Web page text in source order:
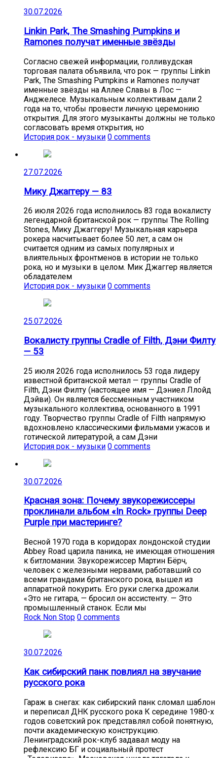
30.07.2026
Linkin Park, The Smashing Pumpkins и
Ramones получат именные звёзды
Согласно свежей информации, голливудская
торговая палата объявила, что рок — группы Linkin
Park, The Smashing Pumpkins и Ramones получат
именные звёзды на Аллее Славы в Лос —
Анджелесе. Музыкальным коллективам дали 2
года на то, чтобы провести личную церемонию
открытия. Для этого музыканты должны не только
согласовать время открытия, но
История рок - музыки 0 comments
27.07.2026
Мику Джаггеру — 83
26 июля 2026 года исполнилось 83 года вокалисту
легендарной британской рок — группы The Rolling
Stones, Мику Джаггеру! Музыкальная карьера
рокера насчитывает более 50 лет, а сам он
считается одним из самых популярных и
влиятельных фронтменов в истории не только
рока, но и музыки в целом. Мик Джаггер является
обладателем
История рок - музыки 0 comments
25.07.2026
Вокалисту группы Cradle of Filth, Дэни Филту
— 53
25 июля 2026 года исполнилось 53 года лидеру
известной британской метал — группы Cradle of
Filth, Дэни Филту (настоящее имя — Дэниел Ллойд
Дэйви). Он является бессменным участником
музыкального коллектива, основанного в 1991
году. Творчество группы Cradle of Filth напрямую
вдохновлено классическими фильмами ужасов и
готической литературой, а сам Дэни
История рок - музыки 0 comments
30.07.2026
Красная зона: Почему звукорежиссеры
проклинали альбом «In Rock» группы Deep
Purple при мастеринге?
Весной 1970 года в коридорах лондонской студии
Abbey Road царила паника, не имеющая отношения
к битломании. Звукорежиссер Мартин Бёрч,
человек с железными нервами, работавший со
всеми грандами британского рока, вышел из
аппаратной покурить. Его руки слегка дрожали.
«Это не гитара, — бросил он ассистенту. — Это
промышленный станок. Если мы
Rock Non Stop 0 comments
30.07.2026
Как сибирский панк повлиял на звучание
русского рока
Гараж в снегах: как сибирский панк сломал шаблон
и переписал ДНК русского рока К середине 1980-х
годов советский рок представлял собой понятную,
почти академическую конструкцию.
Ленинградский рок-клуб задавал моду на
рефлексию БГ и социальный протест